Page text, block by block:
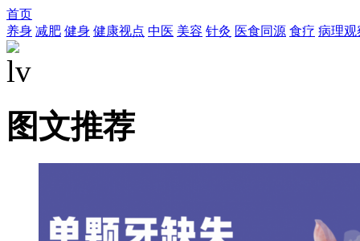
首页
养身 减肥 健身 健康视点 中医 美容 针灸 医食同源 食疗 病理观
图文推荐